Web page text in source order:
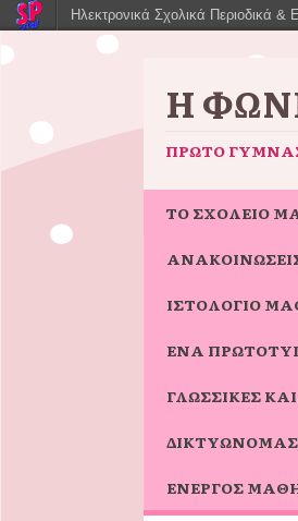
Η
ΠΡΏΤΟ
ΤΟ ΣΧΟΛΕΙΟ
ΙΣΤΟΛΌΓΙΟ
ΈΝΑ
ΓΛΩΣΣΙΚΈΣ
ΕΝΕΡΓΌΣ
Ηλεκτρονικά Σχολικά Περιοδικά &